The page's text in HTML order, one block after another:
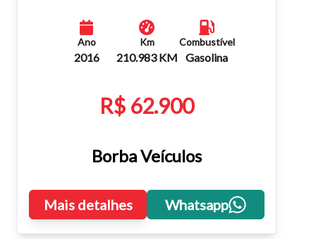
Ano
2016
Km
210.983 KM
Combustível
Gasolina
R$ 62.900
Borba Veículos
Mais detalhes Whatsapp